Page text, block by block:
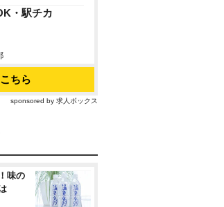
・駅チカ
ちら
sponsored by 求人ボックス
味の